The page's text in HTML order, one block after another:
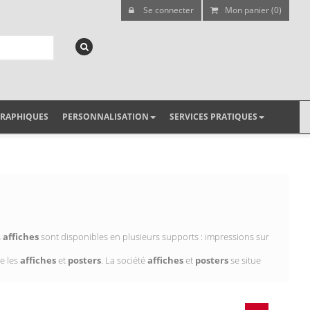
Se connecter Mon panier (0)
PERSONNALISATION SERVICES PRATIQUES
affichessont disponibles en plusieurs supports : impressions sur
lesafficheset posters. La sociétéafficheset postersse situe